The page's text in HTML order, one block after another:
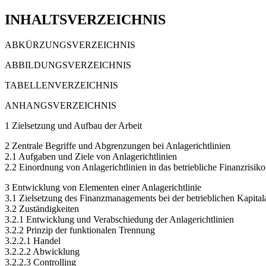
INHALTSVERZEICHNIS
ABKÜRZUNGSVERZEICHNIS
ABBILDUNGSVERZEICHNIS
TABELLENVERZEICHNIS
ANHANGSVERZEICHNIS
1 Zielsetzung und Aufbau der Arbeit
2 Zentrale Begriffe und Abgrenzungen bei Anlagerichtlinien
2.1 Aufgaben und Ziele von Anlagerichtlinien
2.2 Einordnung von Anlagerichtlinien in das betriebliche
3 Entwicklung von Elementen einer Anlagerichtlinie
3.1 Zielsetzung des Finanzmanagements bei der betrieblichen
3.2 Zuständigkeiten
3.2.1 Entwicklung und Verabschiedung der Anlagerichtlinien
3.2.2 Prinzip der funktionalen Trennung
3.2.2.1 Handel
3.2.2.2 Abwicklung
3.2.2.3 Controlling